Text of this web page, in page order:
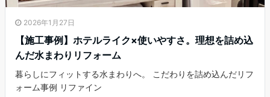
2026年1月27日
【施工事例】ホテルライク×使いやすさ。理想を詰め込
んだ水まわりリフォーム
暮らしにフィットする水まわりへ。 こだわりを詰め込んだリフ
ォーム事例 リファイン